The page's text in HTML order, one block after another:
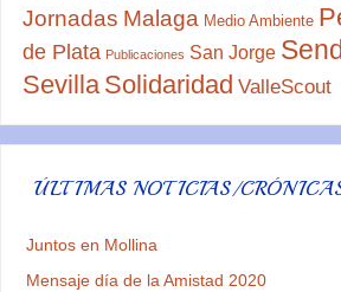
Jornadas Malaga Medio Ambiente
de Plata Publicaciones San Jorge
Sevilla Solidaridad ValleScout
ÚLTIMAS NOTICIAS/
Juntos en Mollina
Mensaje día de la Amistad 2020